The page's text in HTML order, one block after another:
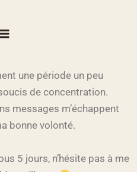
une période un peu
de concentration.
messages m’échappent
bonne volonté.
5 jours, n’hésite pas à me